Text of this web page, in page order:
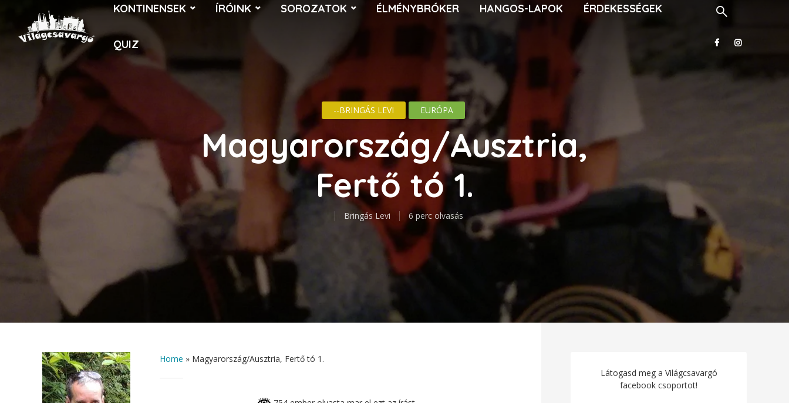
KONTINENSEK ÍRÓINK SOROZATOK ÉLMÉNYBRÓKER HANGOS-LAPOK ÉRDEKESSÉGEK
QUIZ
--BRINGÁS LEVI EURÓPA
Magyarország/Ausztria,
Fertő tó 1.
Bringás Levi 6 perc olvasás
Home » Magyarország/Ausztria, Fertő tó 1.
Látogasd meg a Világcsavargó
facebook csoportot!